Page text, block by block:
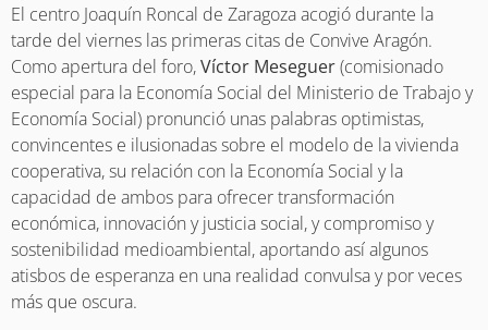
El centro Joaquín Roncal de Zaragoza acogió durante la
tarde del viernes las primeras citas de Convive Aragón.
Como apertura del foro,Víctor Meseguer(comisionado
especial para la Economía Social del Ministerio de Trabajo y
Economía Social) pronunció unas palabras optimistas,
convincentes e ilusionadas sobre el modelo de la vivienda
cooperativa, su relación con la Economía Social y la
capacidad de ambos para ofrecer transformación
económica, innovación y justicia social, y compromiso y
sostenibilidad medioambiental, aportando así algunos
atisbos de esperanza en una realidad convulsa y por veces
más que oscura.